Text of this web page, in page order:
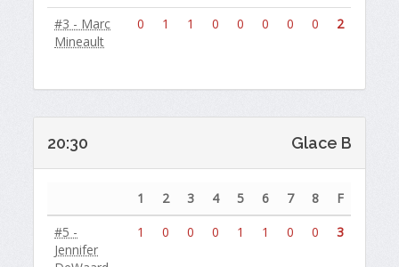
#3 - Marc
Mineault
0 1 1 0 0 0 0 0 2
20:30 Glace B
1 2 3 4 5 6 7 8
F
#5 -
Jennifer
1 0 0 0 1 1 0 0 3